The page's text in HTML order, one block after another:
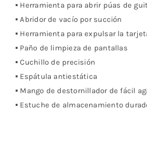
▪ Herramienta para abrir púas de
▪ Abridor de vacío por succión
▪ Herramienta para expulsar la
▪ Paño de limpieza de pantallas
▪ Cuchillo de precisión
▪ Espátula antiestática
▪ Mango de destornillador de fácil
▪ Estuche de almacenamiento